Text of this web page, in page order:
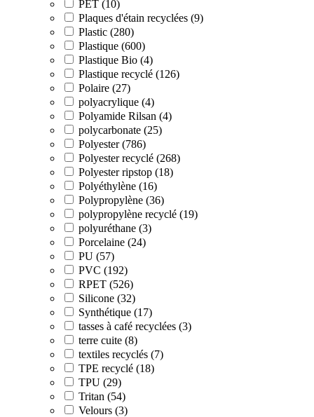
PET (10)
Plaques d'étain recyclées (9)
Plastic (280)
Plastique (600)
Plastique Bio (4)
Plastique recyclé (126)
Polaire (27)
polyacrylique (4)
Polyamide Rilsan (4)
polycarbonate (25)
Polyester (786)
Polyester recyclé (268)
Polyester ripstop (18)
Polyéthylène (16)
Polypropylène (36)
polypropylène recyclé (19)
polyuréthane (3)
Porcelaine (24)
PU (57)
PVC (192)
RPET (526)
Silicone (32)
Synthétique (17)
tasses à café recyclées (3)
terre cuite (8)
textiles recyclés (7)
TPE recyclé (18)
TPU (29)
Tritan (54)
Velours (3)